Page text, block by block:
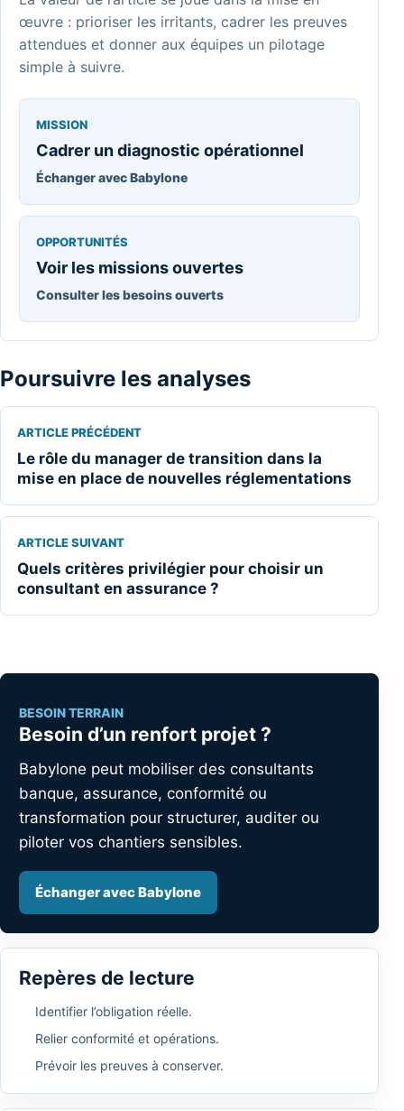
œuvre : prioriser les irritants, cadrer les preuves
attendues et donner aux équipes un pilotage
simple à suivre.
MISSION
Cadrer un diagnostic opérationnel
Échanger avec Babylone
OPPORTUNITÉS
Voir les missions ouvertes
Consulter les besoins ouverts
Poursuivre les analyses
ARTICLE PRÉCÉDENT
Le rôle du manager de transition dans la
mise en place de nouvelles réglementations
ARTICLE SUIVANT
Quels critères privilégier pour choisir un
consultant en assurance ?
BESOIN TERRAIN
Besoin d’un renfort projet ?
Babylone peut mobiliser des consultants
banque, assurance, conformité ou
transformation pour structurer, auditer ou
piloter vos chantiers sensibles.
Échanger avec Babylone
Repères de lecture
Identifier l’obligation réelle.
Relier conformité et opérations.
Prévoir les preuves à conserver.